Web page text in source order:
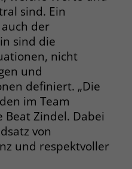
sind. Ein
der
sind die
nicht
und
definiert. „Die
im Team
Zindel. Dabei
von
und respektvoller